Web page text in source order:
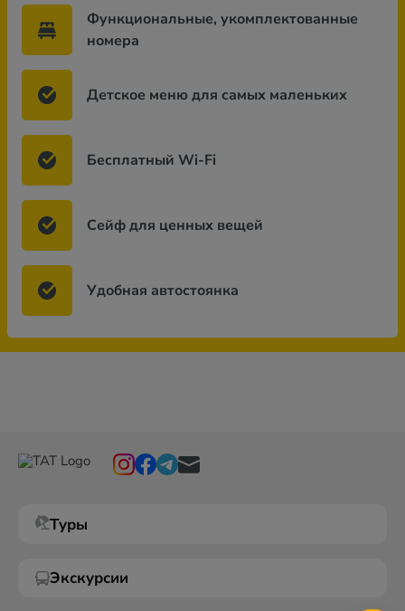
Функциональные, укомплектованные
номера
Детское меню для самых маленьких
Бесплатный Wi-Fi
Сейф для ценных вещей
Удобная автостоянка
Туры
Экскурсии